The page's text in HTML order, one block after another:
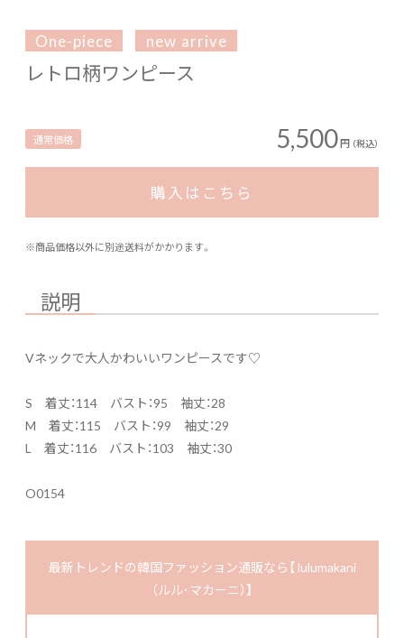
One-piece new arrive
レトロ柄ワンピース
通常価格 5,500円 （税込）
購入はこちら
※商品価格以外に別途送料がかかります。
説明
Vネックで大人かわいいワンピースです♡
S 着丈：114 バスト：95 袖丈：28
M 着丈：115 バスト：99 袖丈：29
L 着丈：116 バスト：103 袖丈：30
O0154
最新トレンドの韓国ファッション通販なら【 lulumakani
（ルル･マカーニ）】